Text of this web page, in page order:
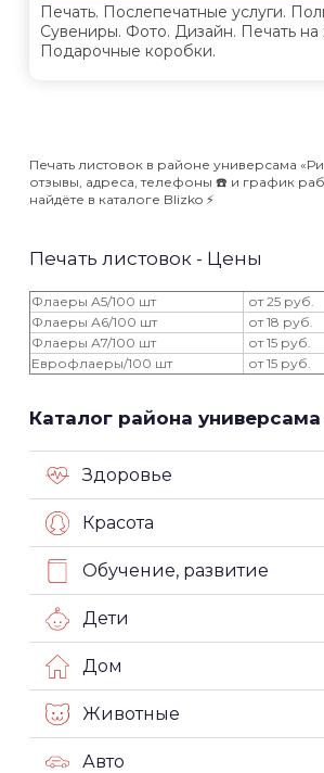
Печать. Послепечатные услуги.
Сувениры. Фото. Дизайн. Печать на
Подарочные коробки.
Печать листовок в районе универсама
отзывы, адреса, телефоны ☎️ и график
найдёте в каталоге Blizko ⚡️
Печать листовок - Цены
Флаеры А5/100 шт
от 25 руб.
Флаеры А6/100 шт
от 18 руб.
Флаеры А7/100 шт
от 15 руб.
Еврофлаеры/100 шт
от 15 руб.
Каталог района универсама
Здоровье
Красота
Обучение, развитие
Дети
Дом
Животные
Авто